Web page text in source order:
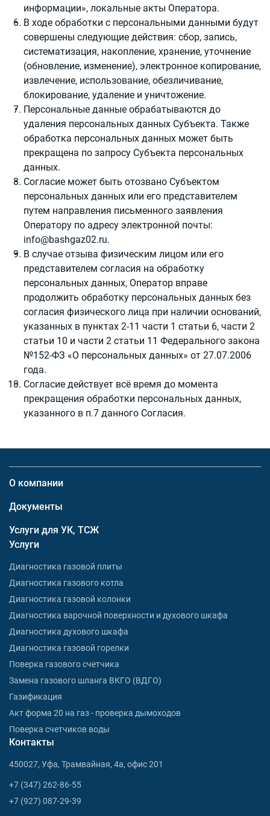
информации», локальные акты Оператора.
В ходе обработки с персональными данными будут
совершены следующие действия: сбор, запись,
систематизация, накопление, хранение, уточнение
(обновление, изменение), электронное копирование,
извлечение, использование, обезличивание,
блокирование, удаление и уничтожение.
Персональные данные обрабатываются до
удаления персональных данных Субъекта. Также
обработка персональных данных может быть
прекращена по запросу Субъекта персональных
данных.
Согласие может быть отозвано Субъектом
персональных данных или его представителем
путем направления письменного заявления
Оператору по адресу электронной почты:
info@bashgaz02.ru.
В случае отзыва физическим лицом или его
представителем согласия на обработку
персональных данных, Оператор вправе
продолжить обработку персональных данных без
согласия физического лица при наличии оснований,
указанных в пунктах 2-11 части 1 статьи 6, части 2
статьи 10 и части 2 статьи 11 Федерального закона
№152-ФЗ «О персональных данных» от 27.07.2006
года.
Согласие действует всё время до момента
прекращения обработки персональных данных,
указанного в п.7 данного Согласия.
О компании
Документы
Услуги для УК, ТСЖ
Услуги
Диагностика газовой плиты
Диагностика газового котла
Диагностика газовой колонки
Диагностика варочной поверхности и духового шкафа
Диагностика духового шкафа
Диагностика газовой горелки
Поверка газового счетчика
Замена газового шланга ВКГО (ВДГО)
Газификация
Акт форма 20 на газ - проверка дымоходов
Поверка счетчиков воды
Контакты
450027, Уфа, Трамвайная, 4а, офис 201
+7 (347) 262-86-55
+7 (927) 087-29-39